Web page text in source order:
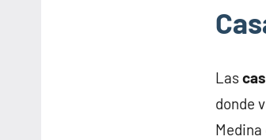
Las
donde